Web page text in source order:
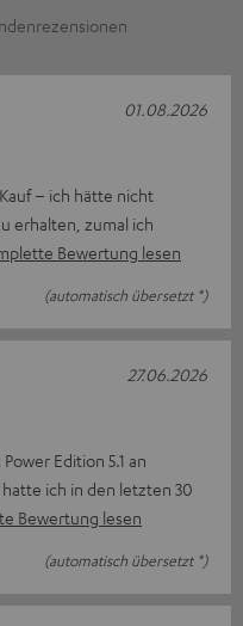
– ich hätte nicht
erhalten, zumal ich
Bewertung lesen
(automatisch übersetzt *)
01.08.2026
Edition 5.1 an
hatte ich in den letzten 30
Bewertung lesen
(automatisch übersetzt *)
27.06.2026